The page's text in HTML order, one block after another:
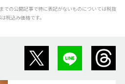
の公開記事で特に表記がないものについては税抜
税込み価格です。